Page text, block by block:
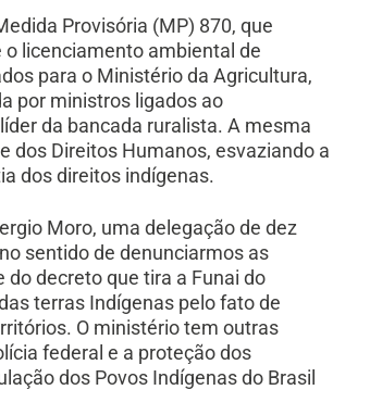
Provisória (MP) 870, que
licenciamento ambiental de
para o Ministério da Agricultura,
por ministros ligados ao
da bancada ruralista. A mesma
dos Direitos Humanos, esvaziando a
dos direitos indígenas.
Moro, uma delegação de dez
sentido de denunciarmos as
decreto que tira a Funai do
terras Indígenas pelo fato de
O ministério tem outras
federal e a proteção dos
dos Povos Indígenas do Brasil